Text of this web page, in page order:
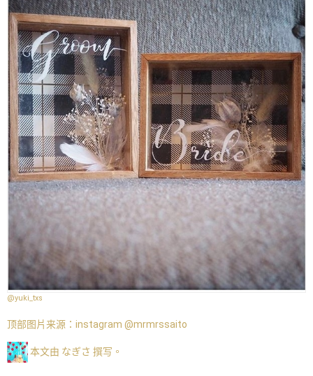
@yuki_txs
顶部图片来源： instagram @mrmrssaito
本文由 なぎさ 撰写。